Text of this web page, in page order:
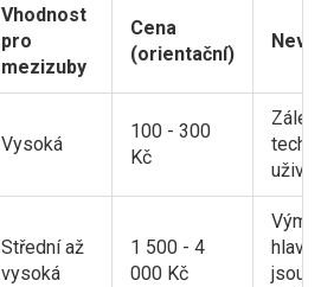
Vhodnost
pro
mezizuby
Cena
(orientační)
Vysoká
100 - 300
Kč
Střední až
vysoká
1 500 - 4
000 Kč
jsou